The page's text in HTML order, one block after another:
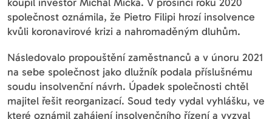
společnost oznámila, že Pietro Filipi hrozí insolvence
kvůli koronavirové krizi a nahromaděným dluhům.
Následovalo propouštění zaměstnanců a v únoru 2021
na sebe společnost jako dlužník podala příslušnému
soudu insolvenční návrh. Úpadek společnosti chtěl
majitel řešit reorganizací. Soud tedy vydal vyhlášku, ve
které oznámil zahájení insolvenčního řízení a vyzval